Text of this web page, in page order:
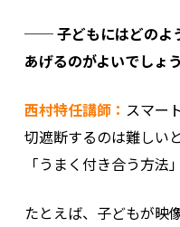
── 子どもにはどのよ
あげるのがよいでしょ
西村特任講師： スマー
切遮断するのは難しい
「うまく付き合う方法
たとえば、子どもが映